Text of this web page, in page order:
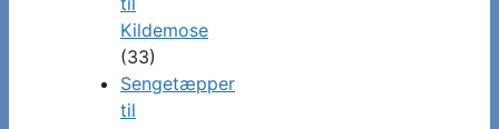
Kildemose
(33)
Sengetæpper
til